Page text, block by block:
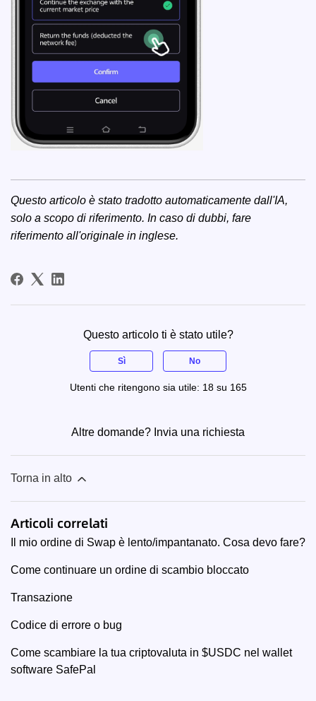
Questo articolo è stato tradotto automaticamente dall'IA,
solo a scopo di riferimento. In caso di dubbi, fare
riferimento all'originale in inglese.
Questo articolo ti è stato utile?
Sì No
Utenti che ritengono sia utile: 18 su 165
Altre domande? Invia una richiesta
Torna in alto
Articoli correlati
Il mio ordine di Swap è lento/impantanato. Cosa devo fare?
Come continuare un ordine di scambio bloccato
Transazione
Codice di errore o bug
Come scambiare la tua criptovaluta in $USDC nel wallet
software SafePal